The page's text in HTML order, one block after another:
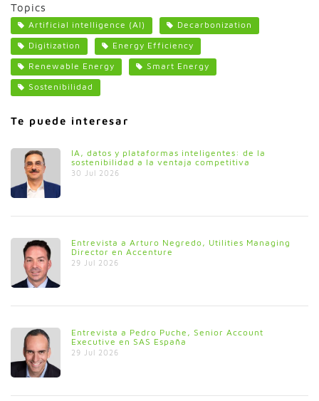
Topics
Artificial intelligence (AI)
Decarbonization
Digitization
Energy Efficiency
Renewable Energy
Smart Energy
Sostenibilidad
Te puede interesar
IA, datos y plataformas inteligentes: de la
sostenibilidad a la ventaja competitiva
30 Jul 2026
Entrevista a Arturo Negredo, Utilities Managing
Director en Accenture
29 Jul 2026
Entrevista a Pedro Puche, Senior Account
Executive en SAS España
29 Jul 2026